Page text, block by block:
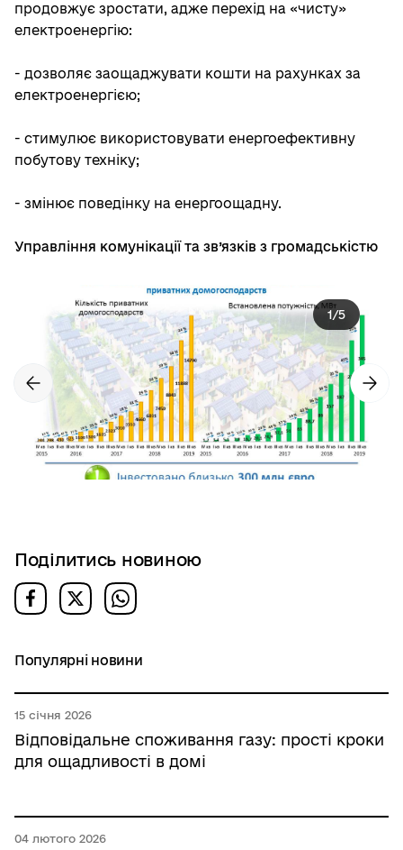
продовжує зростати, адже перехід на «чисту»
електроенергію:
- дозволяє заощаджувати кошти на рахунках за
електроенергією;
- стимулює використовувати енергоефективну
побутову техніку;
- змінює поведінку на енергоощадну.
Управління комунікації та зв’язків з громадськістю
1/5
Поділитись новиною
Популярні новини
15 січня 2026
Відповідальне споживання газу: прості кроки
для ощадливості в домі
04 лютого 2026